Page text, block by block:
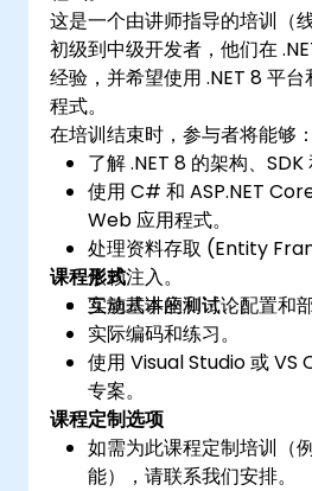
这是一个由讲师指导的培训（
初级到中级开发者，他们在
经验，并希望使用 .NET 8 平
程式。
在培训结束时，参与者将能够：
了解 .NET 8 的架构、SDK
使用 C# 和 ASP.NET
Web 应用程式。
处理资料存取 (Entity
依赖注入。
实施基本的测试、配置和
课程形式
互动式讲座和讨论。
实际编码和练习。
使用 Visual Studio 或 VS
专案。
课程定制选项
如需为此课程定制培训（
能），请联系我们安排。